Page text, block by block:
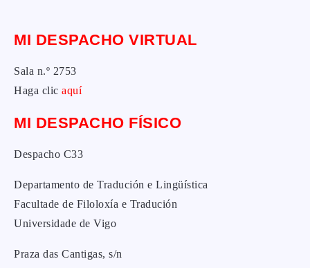
MI DESPACHO VIRTUAL
Sala n.º 2753
Haga clic aquí
MI DESPACHO FÍSICO
Despacho C33
Departamento de Tradución e Lingüística
Facultade de Filoloxía e Tradución
Universidade de Vigo
Praza das Cantigas, s/n